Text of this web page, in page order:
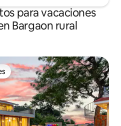
para vacaciones
Bargaon rural